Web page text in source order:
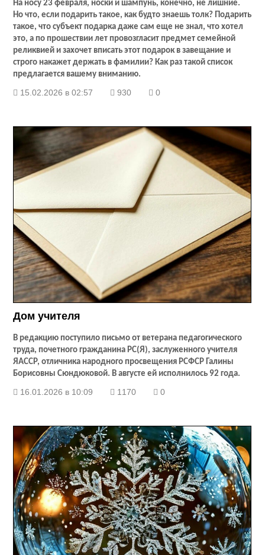
На носу 23 февраля, носки и шампунь, конечно, не лишние.
Но что, если подарить такое, как будто знаешь толк? Подарить
такое, что субъект подарка даже сам еще не знал, что хотел
это, а по прошествии лет провозгласит предмет семейной
реликвией и захочет вписать этот подарок в завещание и
строго накажет держать в фамилии? Как раз такой список
предлагается вашему вниманию.
15.02.2026 в 02:57 930 0
Дом учителя
В редакцию поступило письмо от ветерана педагогического
труда, почетного гражданина РС(Я), заслуженного учителя
ЯАССР, отличника народного просвещения РСФСР Галины
Борисовны Сюндюковой. В августе ей исполнилось 92 года.
16.01.2026 в 10:09 1170 0